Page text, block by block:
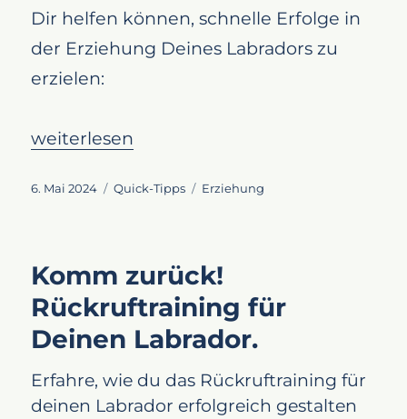
Dir helfen können, schnelle Erfolge in
der Erziehung Deines Labradors zu
erzielen:
„Labrador Erziehung: Die besten
weiterlesen
Veröffentlicht
6. Mai 2024 Kategorien
Quick-Tipps Schlagwörter
Erziehung
Komm zurück!
Rückruftraining für
Deinen Labrador.
Erfahre, wie du das Rückruftraining für
deinen Labrador erfolgreich gestalten